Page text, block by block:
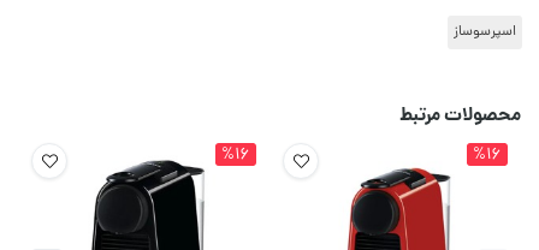
اسپرسوساز
محصولات مرتبط
%16
%16